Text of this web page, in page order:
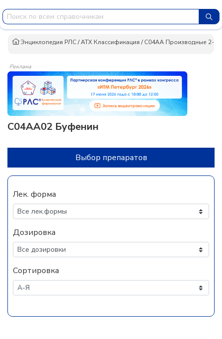
Энциклопедия РЛС/АТХ Классификация /C04AA Производные 2-
Реклама
C04AA02 Буфенин
Выбор препаратов
Лек. форма
Дозировка
Сортировка